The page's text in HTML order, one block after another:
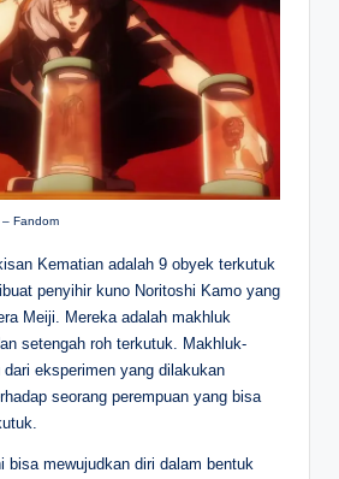
– Fandom
Kematian adalah 9 obyek terkutuk
penyihir kuno Noritoshi Kamo yang
Meiji. Mereka adalah makhluk
setengah roh terkutuk. Makhluk-
eksperimen yang dilakukan
seorang perempuan yang bisa
bisa mewujudkan diri dalam bentuk